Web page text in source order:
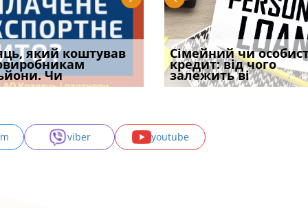
встановив для
шкоди
Документи, на яких не
проставляється
апостиль: пер
який коштував
Чи
Огляд практики ВС від
Ростислава Кравця, що
опублі
потрібна ФОП
у 2026 році:
засто
Сімейний чи
кредит: від чого
залежить ві
Восьмий ААС
підтвердив, що
може скас
viber youtube